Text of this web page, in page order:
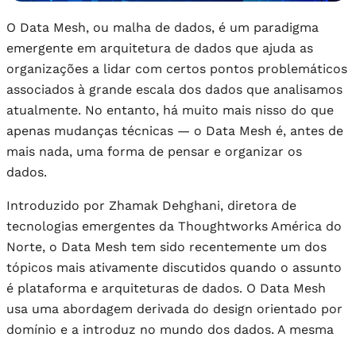
O Data Mesh, ou malha de dados, é um paradigma
emergente em arquitetura de dados que ajuda as
organizações a lidar com certos pontos problemáticos
associados à grande escala dos dados que analisamos
atualmente. No entanto, há muito mais nisso do que
apenas mudanças técnicas — o Data Mesh é, antes de
mais nada, uma forma de pensar e organizar os
dados.
Introduzido por Zhamak Dehghani, diretora de
tecnologias emergentes da Thoughtworks América do
Norte, o Data Mesh tem sido recentemente um dos
tópicos mais ativamente discutidos quando o assunto
é plataforma e arquiteturas de dados. O Data Mesh
usa uma abordagem derivada do design orientado por
domínio e a introduz no mundo dos dados. A mesma